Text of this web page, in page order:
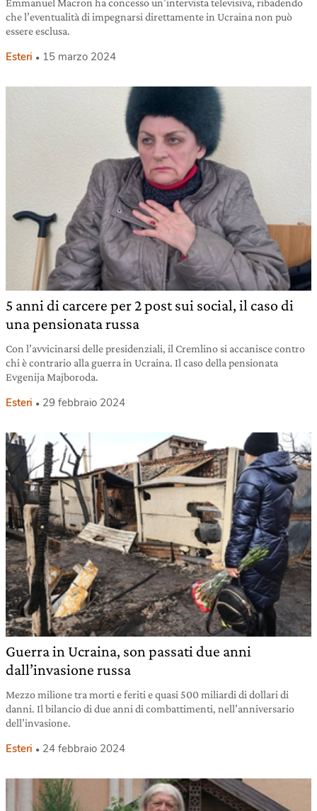
che l’eventualità di impegnarsi direttamente in Ucraina non può
essere esclusa.
Esteri 15 marzo 2024
5 anni di carcere per 2 post sui social, il caso di
una pensionata russa
Con l’avvicinarsi delle presidenziali, il Cremlino si accanisce contro
chi è contrario alla guerra in Ucraina. Il caso della pensionata
Evgenija Majboroda.
Esteri 29 febbraio 2024
Guerra in Ucraina, son passati due anni
dall’invasione russa
Mezzo milione tra morti e feriti e quasi 500 miliardi di dollari di
danni. Il bilancio di due anni di combattimenti, nell’anniversario
dell’invasione.
Esteri 24 febbraio 2024